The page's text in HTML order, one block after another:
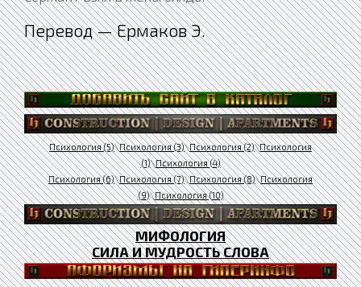
Перевод — Ермаков Э.
Психология (5)\Психология (3)\Психология (2)\Психология
(1)\Психология (4)
Психология (6)\Психология (7)\Психология (8)\Психология
(9)\Психология (10)
МИФОЛОГИЯ
СИЛА И МУДРОСТЬ СЛОВА